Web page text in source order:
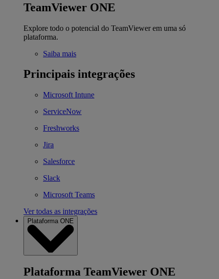
TeamViewer ONE
Explore todo o potencial do TeamViewer em uma só
plataforma.
Saiba mais
Principais integrações
Microsoft Intune
ServiceNow
Freshworks
Jira
Salesforce
Slack
Microsoft Teams
Ver todas as integrações
Plataforma ONE
Plataforma TeamViewer ONE